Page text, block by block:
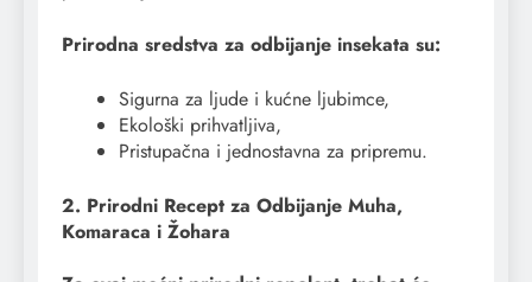
Prirodna sredstva za odbijanje insekata su:
Sigurna za ljude i kućne ljubimce,
Ekološki prihvatljiva,
Pristupačna i jednostavna za pripremu.
2. Prirodni Recept za Odbijanje Muha,
Komaraca i Žohara